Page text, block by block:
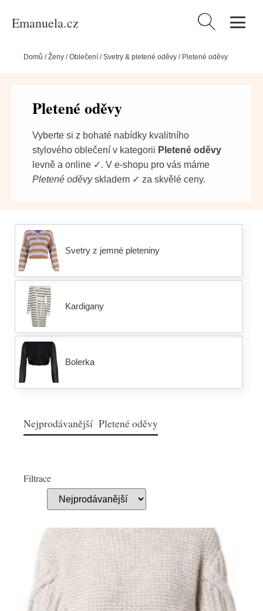
Emanuela.cz Vyhledávání
Domů /Ženy /Oblečení /Svetry & pletené oděvy / Pletené oděvy
Pletené oděvy
Vyberte si z bohaté nabídky kvalitního
stylového oblečení v kategorii Pletené oděvy
levně a online ✓. V e-shopu pro vás máme
Pletené oděvyskladem ✓ za skvělé ceny.
Svetry z jemné pleteniny
Kardigany
Bolerka
Nejprodávanější Pletené oděvy
Filtrace